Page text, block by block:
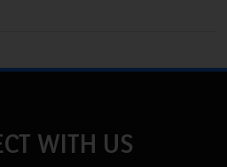
WITH US